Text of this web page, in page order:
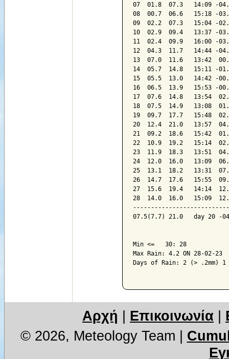
07  01.8  07.3   14:09 -
08  00.7  06.6   15:18 -
09  02.2  07.3   15:04 -
10  02.9  09.4   13:37 -
11  02.4  09.9   16:00 -
12  04.3  11.7   14:44 -
13  07.0  11.6   13:42
14  05.7  14.8   15:11 -
15  05.5  13.0   14:42 -
16  06.5  13.9   15:53 -
17  07.6  14.8   13:54
18  07.5  14.9   13:08
19  09.7  17.7   15:48
20  12.4  21.0   13:57
21  09.2  18.6   15:42
22  10.9  19.2   15:14
23  11.9  18.3   13:51
24  12.0  16.0   13:09
25  13.1  18.2   13:31
26  14.7  17.6   15:55
27  15.6  19.4   14:14
28  14.0  16.0   15:09
07.5(7.7) 21.0   day 20 -
Min <=   30: 28
Max Rain: 4.2 ON 28-02-23
Days of Rain: 2 (> .2mm) 1
Αρχή Επικοινωνία
© 2026, Meteology Team